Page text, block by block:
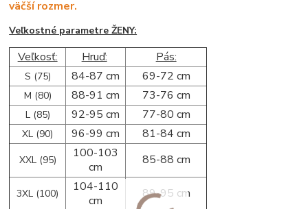
väčší rozmer.
Veľkostné parametre ŽENY:
Veľkosť: Hruď: Pás:
S (75) 84-87 cm 69-72 cm
M (80) 88-91 cm 73-76 cm
L (85) 92-95 cm 77-80 cm
XL (90) 96-99 cm 81-84 cm
XXL (95)
100-103
cm
85-88 cm
3XL (100)
104-110
cm
89-95 cm